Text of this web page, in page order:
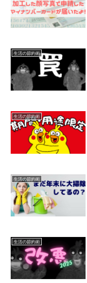
生活の節約術
生活の節約術
生活の節約術
生活の節約術